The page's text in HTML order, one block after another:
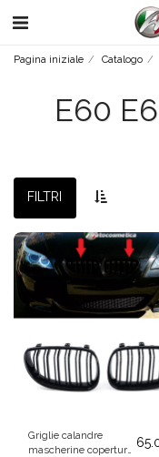
Pagina iniziale Catalogo
E60
FILTRI
Griglie calandre
mascherine copertura